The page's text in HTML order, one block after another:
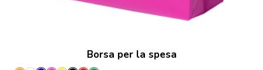
Borsa per la spesa